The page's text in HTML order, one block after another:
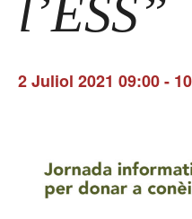
l’ESS”
2 Juliol 2021 09:00-